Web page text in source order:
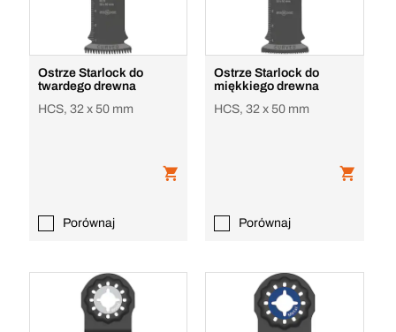
Ostrze Starlock do
twardego drewna
HCS, 32 x 50 mm
Porównaj
Ostrze Starlock do
miękkiego drewna
HCS, 32 x 50 mm
Porównaj